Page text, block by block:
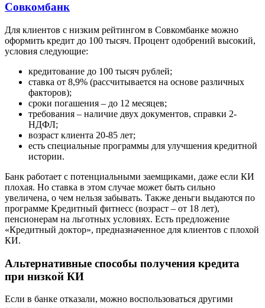
Совкомбанк
Для клиентов с низким рейтингом в Совкомбанке можно
оформить кредит до 100 тысяч. Процент одобрений высокий,
условия следующие:
кредитование до 100 тысяч рублей;
ставка от 8,9% (рассчитывается на основе различных
факторов);
сроки погашения – до 12 месяцев;
требования – наличие двух документов, справки 2-
НДФЛ;
возраст клиента 20-85 лет;
есть специальные программы для улучшения кредитной
истории.
Банк работает с потенциальными заемщиками, даже если КИ
плохая. Но ставка в этом случае может быть сильно
увеличена, о чем нельзя забывать. Также деньги выдаются по
программе Кредитный фитнесс (возраст – от 18 лет),
пенсионерам на льготных условиях. Есть предложение
«Кредитный доктор», предназначенное для клиентов с плохой
КИ.
Альтернативные способы получения кредита
при низкой КИ
Если в банке отказали, можно воспользоваться другими